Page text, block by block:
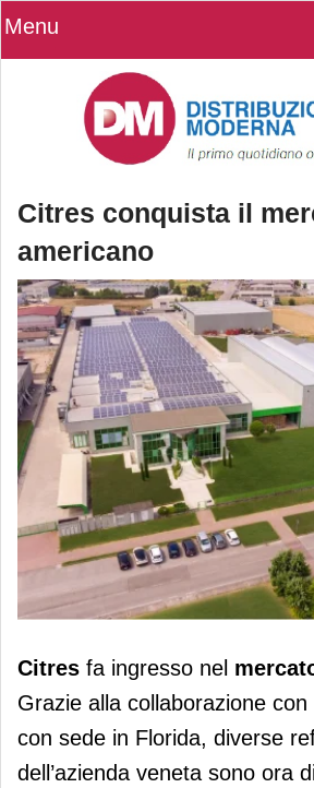
Menu
Citres conquista il
americano
Citres conquista il
Citres fa ingresso nel
Grazie alla collaborazione
con sede in Florida, diverse
dell’azienda veneta sono ora